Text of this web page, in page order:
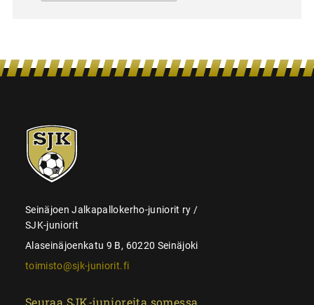
SJK-
juniorit
Seinäjoen Jalkapallokerho-juniorit ry /
SJK-juniorit
Alaseinäjoenkatu 9 B, 60220 Seinäjoki
toimisto@sjk-juniorit.fi
Seuraa SJK-junioreita somessa